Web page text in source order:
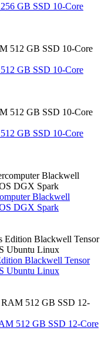
GB SSD 10-Core
GB SSD 10-Core
GB SSD 10-Core
Blackwell
DGX Spark
Blackwell Tensor
Ubuntu Linux
512 GB SSD 12-Core